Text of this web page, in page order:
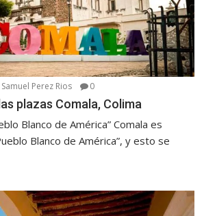
Samuel Perez Rios 0
plazas Comala, Colima
Blanco de América” Comala es
Blanco de América”, y esto se